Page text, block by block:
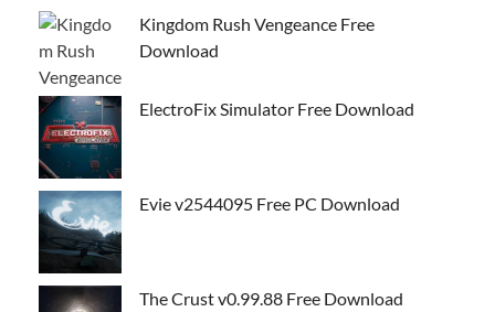
Kingdom Rush Vengeance Free
Download
ElectroFix Simulator Free Download
Evie v2544095 Free PC Download
The Crust v0.99.88 Free Download